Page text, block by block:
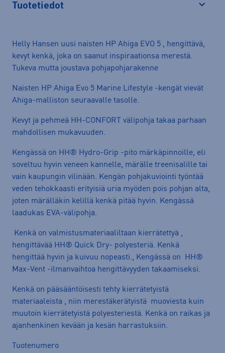
Tuotetiedot
Helly Hansen uusi naisten HP Ahiga EVO 5 , hengittävä,
kevyt kenkä, joka on saanut inspiraationsa merestä.
Tukeva mutta joustava pohjapohjarakenne
Naisten HP Ahiga Evo 5 Marine Lifestyle -kengät vievät
Ahiga-malliston seuraavalle tasolle.
Kevyt ja pehmeä HH-CONFORT välipohja takaa parhaan
mahdollisen mukavuuden.
Kengässä on HH® Hydro-Grip -pito märkäpinnoille, eli
soveltuu hyvin veneen kannelle, märälle treenisalille tai
vain kaupungin vilinään. Kengän pohjakuviointi työntää
veden tehokkaasti erityisiä uria myöden pois pohjan alta,
joten märälläkin kelillä kenkä pitää hyvin. Kengässä
laadukas EVA-välipohja.
Kenkä on valmistusmateriaaliltaan kierrätettyä ,
hengittävää HH® Quick Dry- polyesteriä. Kenkä
hengittää hyvin ja kuivuu nopeasti., Kengässä on HH®
Max-Vent -ilmanvaihtoa hengittävyyden takaamiseksi.
Kenkä on pääsääntöisesti tehty kierrätetyistä
materiaaleista , niin merestäkerätyistä muoviesta kuin
muutoin kierrätetyistä polyesteriestä. Kenkä on raikas ja
ajanhenkinen kevään ja kesän harrastuksiin.
Tuotenumero